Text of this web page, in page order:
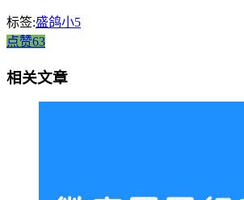
标签:盛鸽小5
点赞63
相关文章